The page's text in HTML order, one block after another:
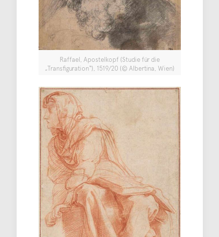
Raffael, Apostelkopf (Studie für die
„Transfiguration“), 1519/20 (© Albertina, Wien)